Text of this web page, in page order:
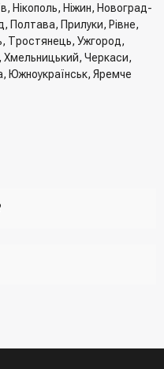
Нікополь, Ніжин, Новоград-
Полтава, Прилуки, Рівне,
Тростянець, Ужгород,
Хмельницький, Черкаси,
Южноукраїнськ, Яремче
про
та уточнення